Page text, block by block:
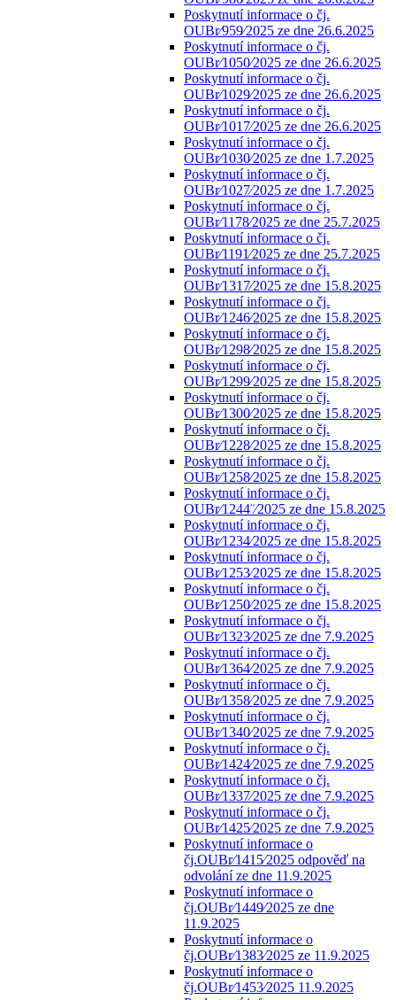
Poskytnutí informace o čj.
OUBr⁄959⁄2025 ze dne 26.6.2025
Poskytnutí informace o čj.
OUBr⁄1050⁄2025 ze dne 26.6.2025
Poskytnutí informace o čj.
OUBr⁄1029⁄2025 ze dne 26.6.2025
Poskytnutí informace o čj.
OUBr⁄1017⁄2025 ze dne 26.6.2025
Poskytnutí informace o čj.
OUBr⁄1030⁄2025 ze dne 1.7.2025
Poskytnutí informace o čj.
OUBr⁄1027⁄2025 ze dne 1.7.2025
Poskytnutí informace o čj.
OUBr⁄1178⁄2025 ze dne 25.7.2025
Poskytnutí informace o čj.
OUBr⁄1191⁄2025 ze dne 25.7.2025
Poskytnutí informace o čj.
OUBr⁄1317⁄2025 ze dne 15.8.2025
Poskytnutí informace o čj.
OUBr⁄1246⁄2025 ze dne 15.8.2025
Poskytnutí informace o čj.
OUBr⁄1298⁄2025 ze dne 15.8.2025
Poskytnutí informace o čj.
OUBr⁄1299⁄2025 ze dne 15.8.2025
Poskytnutí informace o čj.
OUBr⁄1300⁄2025 ze dne 15.8.2025
Poskytnutí informace o čj.
OUBr⁄1228⁄2025 ze dne 15.8.2025
Poskytnutí informace o čj.
OUBr⁄1258⁄2025 ze dne 15.8.2025
Poskytnutí informace o čj.
OUBr⁄1244¨⁄2025 ze dne 15.8.2025
Poskytnutí informace o čj.
OUBr⁄1234⁄2025 ze dne 15.8.2025
Poskytnutí informace o čj.
OUBr⁄1253⁄2025 ze dne 15.8.2025
Poskytnutí informace o čj.
OUBr⁄1250⁄2025 ze dne 15.8.2025
Poskytnutí informace o čj.
OUBr⁄1323⁄2025 ze dne 7.9.2025
Poskytnutí informace o čj.
OUBr⁄1364⁄2025 ze dne 7.9.2025
Poskytnutí informace o čj.
OUBr⁄1358⁄2025 ze dne 7.9.2025
Poskytnutí informace o čj.
OUBr⁄1340⁄2025 ze dne 7.9.2025
Poskytnutí informace o čj.
OUBr⁄1424⁄2025 ze dne 7.9.2025
Poskytnutí informace o čj.
OUBr⁄1337⁄2025 ze dne 7.9.2025
Poskytnutí informace o čj.
OUBr⁄1425⁄2025 ze dne 7.9.2025
Poskytnutí informace o
čj.OUBr⁄1415⁄2025 odpověď na
odvolání ze dne 11.9.2025
Poskytnutí informace o
čj.OUBr⁄1449⁄2025 ze dne
11.9.2025
Poskytnutí informace o
čj.OUBr⁄1383⁄2025 ze 11.9.2025
Poskytnutí informace o
čj.OUBr⁄1453⁄2025 11.9.2025